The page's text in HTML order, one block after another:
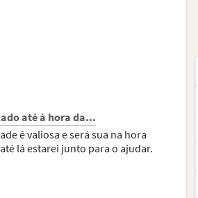
até à hora da...
é valiosa e será sua na hora
lá estarei junto para o ajudar.